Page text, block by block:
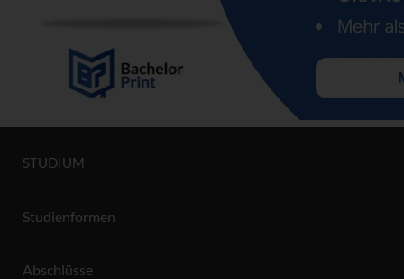
STUDIUM
Studienformen
Abschlüsse